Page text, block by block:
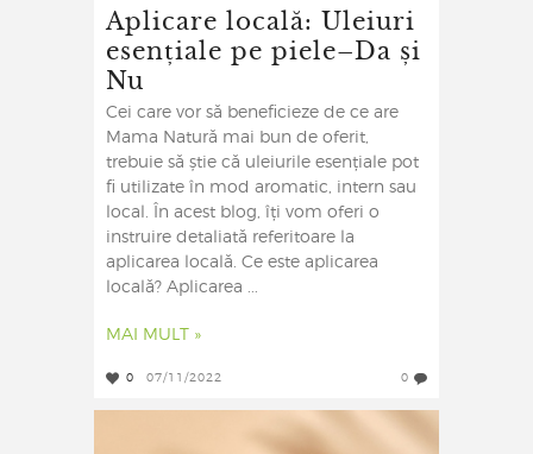
Aplicare locală: Uleiuri
esențiale pe piele–Da și
Nu
Cei care vor să beneficieze de ce are
Mama Natură mai bun de oferit,
trebuie să știe că uleiurile esențiale pot
fi utilizate în mod aromatic, intern sau
local. În acest blog, îți vom oferi o
instruire detaliată referitoare la
aplicarea locală. Ce este aplicarea
locală? Aplicarea ...
MAI MULT »
0 07/11/2022 0